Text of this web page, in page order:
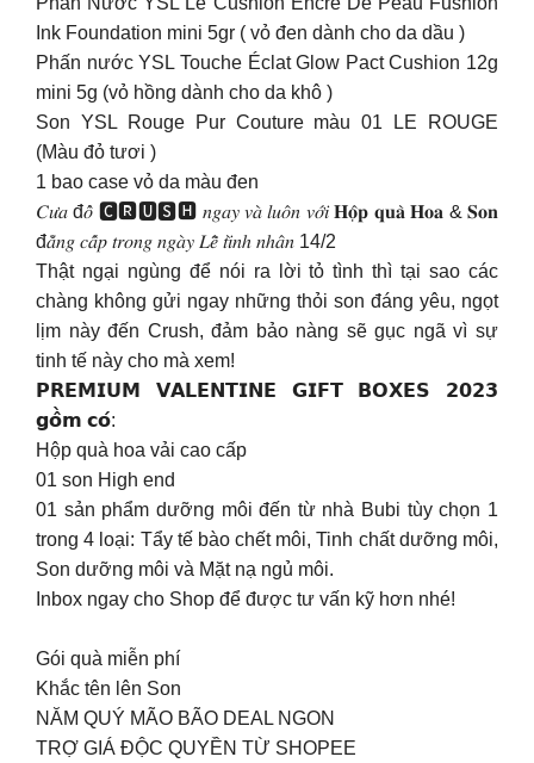
Ink Foundation mini 5gr ( vỏ đen dành cho da dầu )
Phấn nước YSL Touche Éclat Glow Pact Cushion 12g
mini 5g (vỏ hồng dành cho da khô )
Son YSL Rouge Pur Couture màu 01 LE ROUGE
(Màu đỏ tươi )
1 bao case vỏ da màu đen
𝐶𝑢̛𝑎 đ𝑜̂̉ 🅲🆁🆄🆂🅷 𝑛𝑔𝑎𝑦 𝑣𝑎̀ 𝑙𝑢𝑜̂𝑛 𝑣𝑜̛́𝑖 𝐇𝐨̣̂𝐩 𝐪𝐮𝐚̀ 𝐇𝐨𝐚 & 𝐒𝐨𝐧
đ𝑎̆̉𝑛𝑔 𝑐𝑎̂́𝑝 𝑡𝑟𝑜𝑛𝑔 𝑛𝑔𝑎̀𝑦 𝐿𝑒̂̃ 𝑡𝑖̀𝑛ℎ 𝑛ℎ𝑎̂𝑛 14/2
Thật ngại ngùng để nói ra lời tỏ tình thì tại sao các
chàng không gửi ngay những thỏi son đáng yêu, ngọt
lịm này đến Crush, đảm bảo nàng sẽ gục ngã vì sự
tinh tế này cho mà xem!
𝗣𝗥𝗘𝗠𝗜𝗨𝗠 𝗩𝗔𝗟𝗘𝗡𝗧𝗜𝗡𝗘 𝗚𝗜𝗙𝗧 𝗕𝗢𝗫𝗘𝗦 𝟮𝟬𝟮𝟯
𝗴𝗼̂̀𝗺 𝗰𝗼́:
Hộp quà hoa vải cao cấp
01 son High end
01 sản phẩm dưỡng môi đến từ nhà Bubi tùy chọn 1
trong 4 loại: Tẩy tế bào chết môi, Tinh chất dưỡng môi,
Son dưỡng môi và Mặt nạ ngủ môi.
Inbox ngay cho Shop để được tư vấn kỹ hơn nhé!
Gói quà miễn phí
Khắc tên lên Son
NĂM QUÝ MÃO BÃO DEAL NGON
TRỢ GIÁ ĐỘC QUYỀN TỪ SHOPEE